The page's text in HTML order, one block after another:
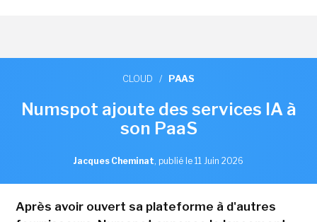
CLOUD / PAAS
Numspot ajoute des services IA à
son PaaS
Jacques Cheminat, publié le 11 Juin 2026
Après avoir ouvert sa plateforme à d'autres